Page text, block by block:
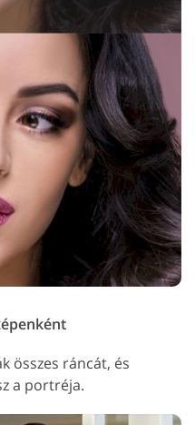
összes ráncát, és
a portréja.